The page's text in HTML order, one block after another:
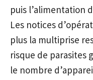
puis l’alimentation
Les notices
plus la multiprise
risque de parasites
le nombre